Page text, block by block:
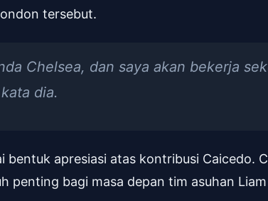
tersebut.
Chelsea, dan saya akan bekerja
dia.
apresiasi atas kontribusi Caicedo.
penting bagi masa depan tim asuhan